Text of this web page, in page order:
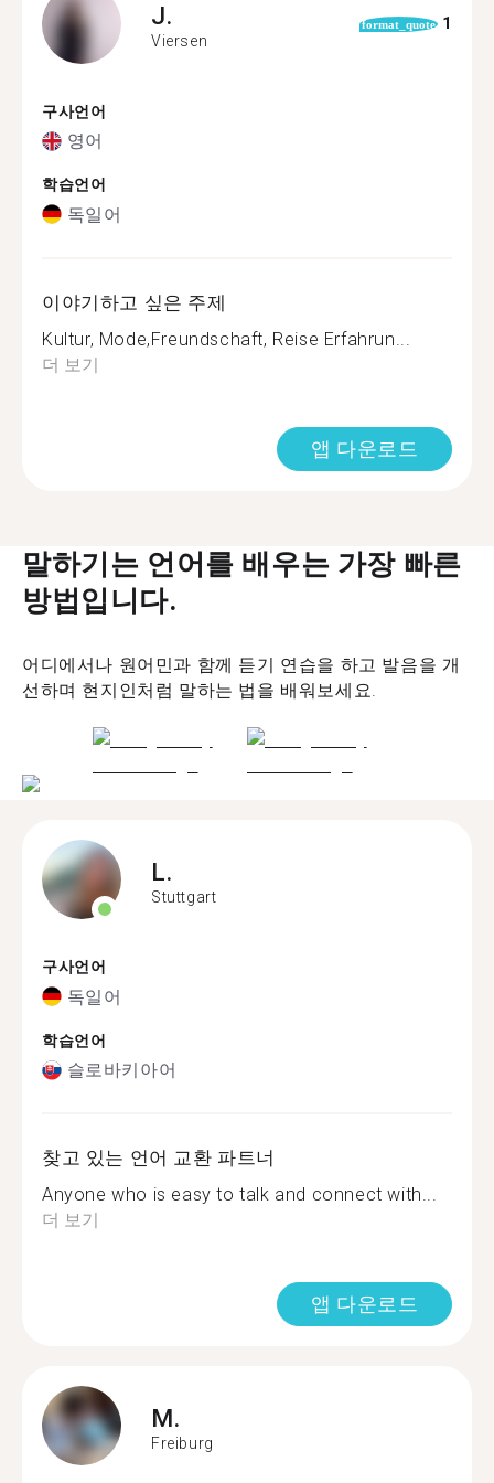
J.
Viersen
format_quote 1
구사언어
영어
학습언어
독일어
이야기하고 싶은 주제
Kultur, Mode,Freundschaft, Reise Erfahrun...
더 보기
앱 다운로드
말하기는 언어를 배우는 가장 빠른
방법입니다.
어디에서나 원어민과 함께 듣기 연습을 하고 발음을 개
선하며 현지인처럼 말하는 법을 배워보세요.
L.
Stuttgart
구사언어
독일어
학습언어
슬로바키아어
찾고 있는 언어 교환 파트너
Anyone who is easy to talk and connect with...
더 보기
앱 다운로드
M.
Freiburg